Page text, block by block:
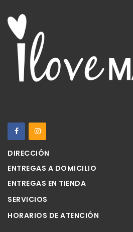
DIRECCIÓN
ENTREGAS A DOMICILIO
ENTREGAS EN TIENDA
SERVICIOS
HORARIOS DE ATENCIÓN